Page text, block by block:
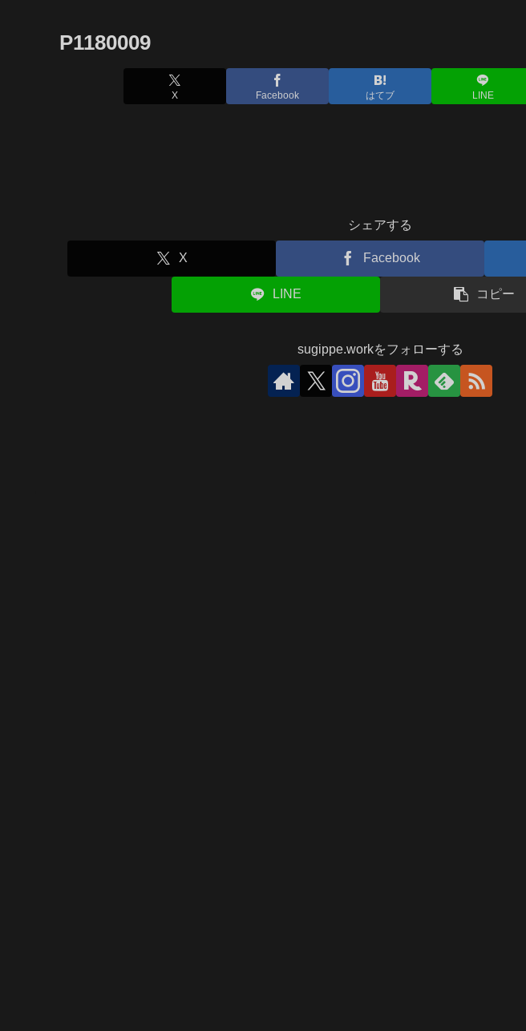
P1180009
X Facebook はてブ LINE
シェアする
X Facebook
LINE コピー
sugippe.workをフォローする